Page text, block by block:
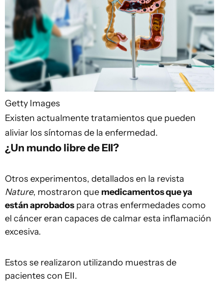
Getty Images
Existen actualmente tratamientos que pueden
aliviar los síntomas de la enfermedad.
¿Un mundo libre de EII?
Otros experimentos, detallados en la revista
Nature, mostraron que medicamentos que ya
están aprobados para otras enfermedades como
el cáncer eran capaces de calmar esta inflamación
excesiva.
Estos se realizaron utilizando muestras de
pacientes con EII.